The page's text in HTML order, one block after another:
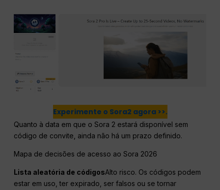
Experimente o Sora2 agora >>.
Quanto à data em que o Sora 2 estará disponível sem
código de convite, ainda não há um prazo definido.
Mapa de decisões de acesso ao Sora 2026
Lista aleatória de códigosAlto risco. Os códigos podem
estar em uso, ter expirado, ser falsos ou se tornar